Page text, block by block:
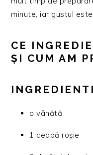
minute, iar gustul
CE
ȘI CUM AM
o vânătă
1 ceapă roșie